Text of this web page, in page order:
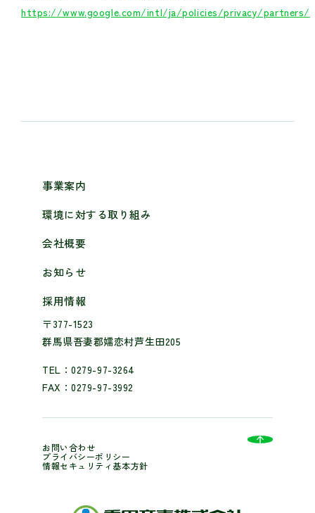
https://www.google.com/intl/ja/policies/privacy/partners/
事業案内
環境に対する取り組み
会社概要
お知らせ
採用情報
〒377-1523
群馬県吾妻郡嬬恋村芦生田205
TEL：0279-97-3264
FAX：0279-97-3992
お問い合わせ
プライバシーポリシー
情報セキュリティ基本方針